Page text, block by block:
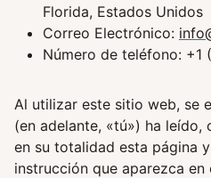
Florida, Estados Unidos
Correo Electrónico:
Número de teléfono: +1
Al utilizar este sitio web, se
(en adelante, «tú») ha
en su totalidad esta página
instrucción que aparezca en